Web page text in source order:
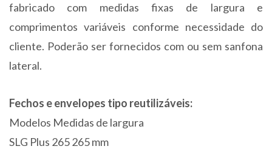
fabricado com medidas fixas de largura e
comprimentos variáveis conforme necessidade do
cliente. Poderão ser fornecidos com ou sem sanfona
lateral.
Fechos e envelopes tipo reutilizáveis:
Modelos Medidas de largura
SLG Plus 265 265 mm